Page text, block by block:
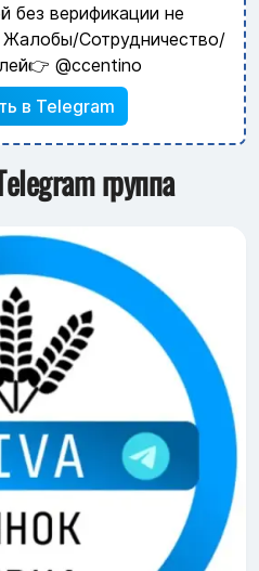
верификации не
Сотрудничество/
@ccentino
в Telegram
группа